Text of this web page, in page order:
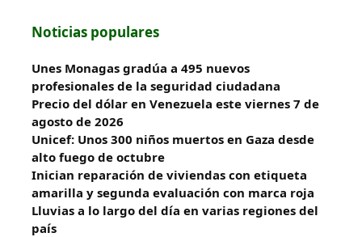
Noticias populares
Unes Monagas gradúa a 495 nuevos
profesionales de la seguridad ciudadana
Precio del dólar en Venezuela este viernes 7 de
agosto de 2026
Unicef: Unos 300 niños muertos en Gaza desde
alto fuego de octubre
Inician reparación de viviendas con etiqueta
amarilla y segunda evaluación con marca roja
Lluvias a lo largo del día en varias regiones del
país